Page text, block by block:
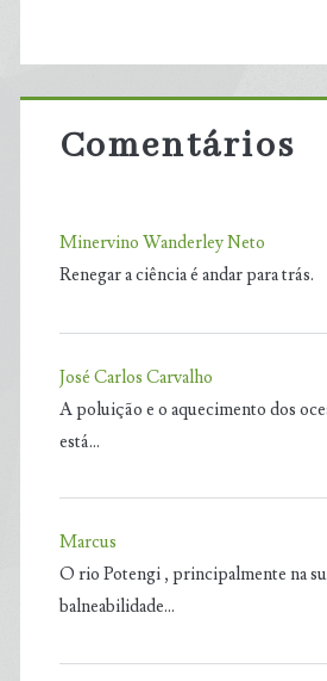
Comentários
Minervino Wanderley Neto
Renegar a ciência é andar para trás.
José Carlos Carvalho
A poluição e o aquecimento dos
está…
Marcus
O rio Potengi , principalmente na
balneabilidade…